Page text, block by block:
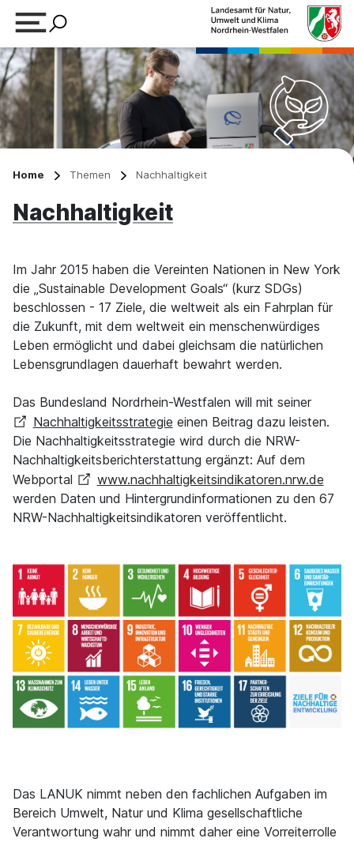
Suchbegriff eingeben
Home Themen Nachhaltigkeit
Nachhaltigkeit
Im Jahr 2015 haben die Vereinten Nationen in New York
die „Sustainable Development Goals“ (kurz SDGs)
beschlossen - 17 Ziele, die weltweit als ein Fahrplan für
die Zukunft, mit dem weltweit ein menschenwürdiges
Leben ermöglicht und dabei gleichsam die natürlichen
Lebensgrundlagen dauerhaft bewahrt werden.
Das Bundesland Nordrhein-Westfalen will mit seiner
Nachhaltigkeitsstrategie einen Beitrag dazu leisten.
Die Nachhaltigkeitsstrategie wird durch die NRW-
Nachhaltigkeitsberichterstattung ergänzt: Auf dem
Webportal
www.nachhaltigkeitsindikatoren.nrw.de
werden Daten und Hintergrundinformationen zu den 67
NRW-Nachhaltigkeitsindikatoren veröffentlicht.
Das LANUK nimmt neben den fachlichen Aufgaben im
Bereich Umwelt, Natur und Klima gesellschaftliche
Verantwortung wahr und nimmt daher eine Vorreiterrolle